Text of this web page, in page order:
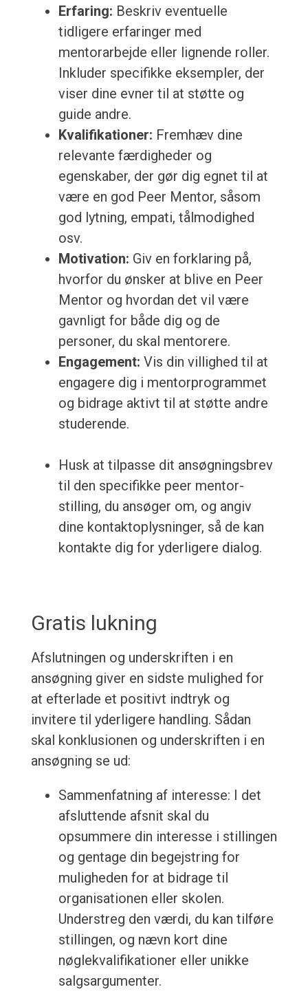
Erfaring: Beskriv eventuelle
tidligere erfaringer med
mentorarbejde eller lignende roller.
Inkluder specifikke eksempler, der
viser dine evner til at støtte og
guide andre.
Kvalifikationer: Fremhæv dine
relevante færdigheder og
egenskaber, der gør dig egnet til at
være en god Peer Mentor, såsom
god lytning, empati, tålmodighed
osv.
Motivation: Giv en forklaring på,
hvorfor du ønsker at blive en Peer
Mentor og hvordan det vil være
gavnligt for både dig og de
personer, du skal mentorere.
Engagement: Vis din villighed til at
engagere dig i mentorprogrammet
og bidrage aktivt til at støtte andre
studerende.
Husk at tilpasse dit ansøgningsbrev
til den specifikke peer mentor-
stilling, du ansøger om, og angiv
dine kontaktoplysninger, så de kan
kontakte dig for yderligere dialog.
Gratis lukning
Afslutningen og underskriften i en
ansøgning giver en sidste mulighed for
at efterlade et positivt indtryk og
invitere til yderligere handling. Sådan
skal konklusionen og underskriften i en
ansøgning se ud:
Sammenfatning af interesse: I det
afsluttende afsnit skal du
opsummere din interesse i stillingen
og gentage din begejstring for
muligheden for at bidrage til
organisationen eller skolen.
Understreg den værdi, du kan tilføre
stillingen, og nævn kort dine
nøglekvalifikationer eller unikke
salgsargumenter.